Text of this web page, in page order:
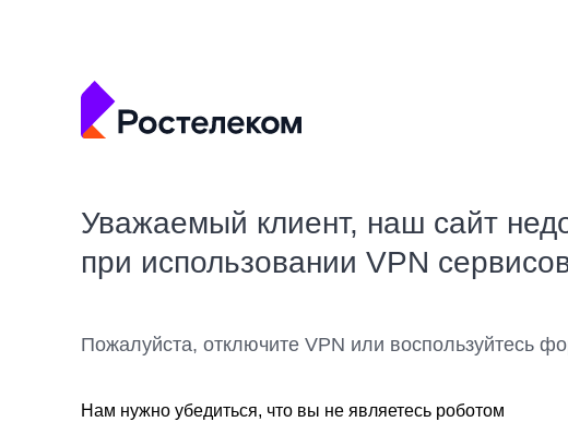
Уважаемый клиент, наш сайт
при использовании VPN
Пожалуйста, отключите VPN или воспользуйтесь
Нам нужно убедиться, что вы не являетесь роботом